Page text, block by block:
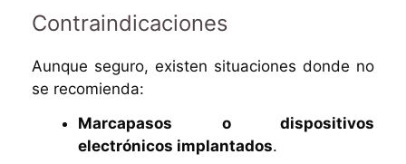
Contraindicaciones
Aunque seguro, existen situaciones donde no
se recomienda:
Marcapasos o dispositivos
electrónicos implantados.